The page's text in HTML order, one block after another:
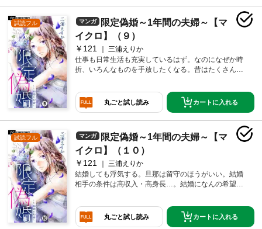
試読フル マンガ
限定偽婚～1年間の夫婦～【マ
イクロ】（９）
￥121
三浦えりか
仕事も日常生活も充実しているはず。なのになぜか時
折、いろんなものを手放したくなる。昔はたくさんい
言うのだろう？…ああ、全部捨ててしまいたい。こん
な私が、なぜ限定偽婚を申し込んだの？
丸ごと試し読み カートに入れる
試読フル マンガ
限定偽婚～1年間の夫婦～【マ
イクロ】（１０）
￥121
三浦えりか
結婚しても浮気する。旦那は留守のほうがいい。結婚
相手の条件は高収入・高身長…。結婚になんの希望も
てくれた相手。そして今は他の誰かの妻。そんな彼女
と再会を果たす時、彼が心に思うのは？
丸ごと試し読み カートに入れる